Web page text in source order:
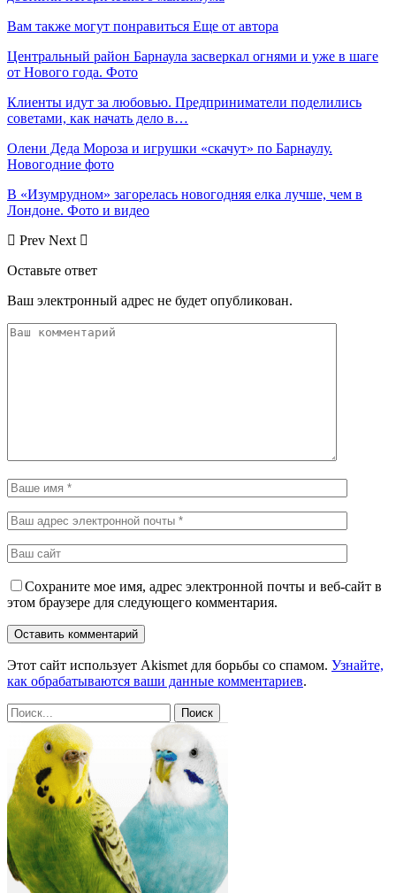
Вам также могут понравиться Еще от автора
Центральный район Барнаула засверкал огнями и уже в шаге
от Нового года. Фото
Клиенты идут за любовью. Предприниматели поделились
советами, как начать дело в…
Олени Деда Мороза и игрушки «скачут» по Барнаулу.
Новогодние фото
В «Изумрудном» загорелась новогодняя елка лучше, чем в
Лондоне. Фото и видео
Prev Next
Оставьте ответ
Ваш электронный адрес не будет опубликован.
Сохраните мое имя, адрес электронной почты и веб-сайт в
этом браузере для следующего комментария.
Этот сайт использует Akismet для борьбы со спамом. Узнайте,
как обрабатываются ваши данные комментариев.